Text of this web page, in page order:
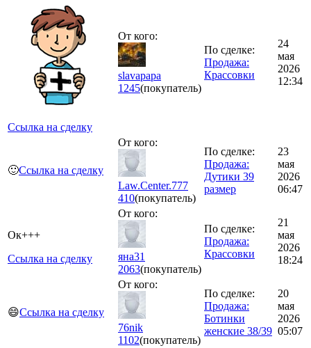
Ссылка на сделку
От кого:
slavapapa
1245(покупатель)
По сделке:
Продажа:
Крассовки
24
мая
2026
12:34
🙂Ссылка на сделку
От кого:
Law.Center.777
410(покупатель)
По сделке:
Продажа:
Дутики 39
размер
23
мая
2026
06:47
Ок+++
Ссылка на сделку
От кого:
яна31
2063(покупатель)
По сделке:
Продажа:
Крассовки
21
мая
2026
18:24
😄Ссылка на сделку
От кого:
76nik
1102(покупатель)
По сделке:
Продажа:
Ботинки
женские 38/39
20
мая
2026
05:07